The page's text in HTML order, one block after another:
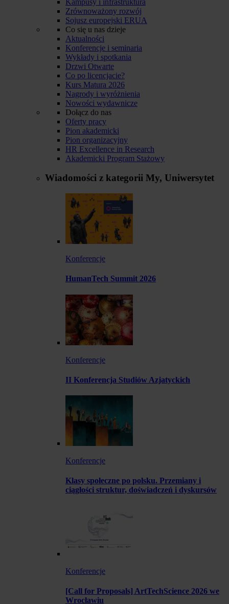
Zrównoważony rozwój
Sojusz europejski ERUA
Co się u nas dzieje
Aktualności
Konferencje i seminaria
Wykłady i spotkania
Drzwi Otwarte
Co po licencjacie?
Kurs Matura 2026
Nagrody i wyróżnienia
Nowości wydawnicze
Dołącz do nas
Oferty pracy
Pion akademicki
Pion organizacyjny
HR Excellence in Research
Akademicki Program Stażowy
Wiadomości z kategorii My, Uniwersytet
Konferencje
HumanTech Summit 2026
Konferencje
II Konferencja Studiów Azjatyckich
Konferencje
Klasy społeczne po polsku. Przemiany i
ciągłości struktur, doświadczeń i dyskursów
Konferencje
[Call for Proposals] ArtTechScience 2026 we
Wrocławiu